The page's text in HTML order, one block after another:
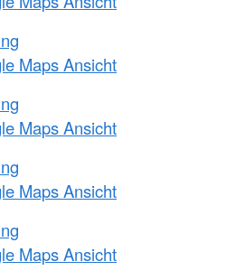
Maps Ansicht
Maps Ansicht
Maps Ansicht
Maps Ansicht